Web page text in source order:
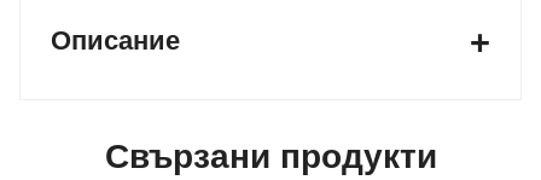
Описание
Свързани продукти